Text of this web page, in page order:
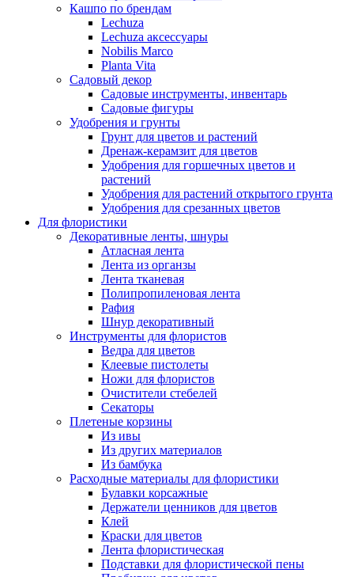
Кашпо по брендам
Lechuza
Lechuza аксессуары
Nobilis Marco
Planta Vita
Садовый декор
Садовые инструменты, инвентарь
Садовые фигуры
Удобрения и грунты
Грунт для цветов и растений
Дренаж-керамзит для цветов
Удобрения для горшечных цветов и
растений
Удобрения для растений открытого грунта
Удобрения для срезанных цветов
Для флористики
Декоративные ленты, шнуры
Атласная лента
Лента из органзы
Лента тканевая
Полипропиленовая лента
Рафия
Шнур декоративный
Инструменты для флористов
Ведра для цветов
Клеевые пистолеты
Ножи для флористов
Очистители стебелей
Секаторы
Плетеные корзины
Из ивы
Из других материалов
Из бамбука
Расходные материалы для флористики
Булавки корсажные
Держатели ценников для цветов
Клей
Краски для цветов
Лента флористическая
Подставки для флористической пены